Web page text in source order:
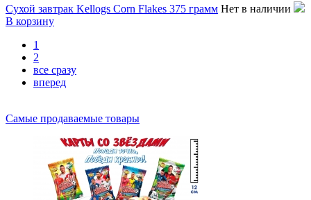
Сухой завтрак Kellogs Corn Flakes 375 грамм Нет в наличии
В корзину
1
2
все сразу
вперед
Самые продаваемые товары